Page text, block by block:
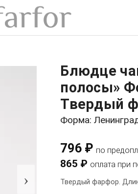
›
Блюдце
полосы»
Твердый
Форма:
796 ₽ по
865 ₽ оплата при
Твердый фарфор.